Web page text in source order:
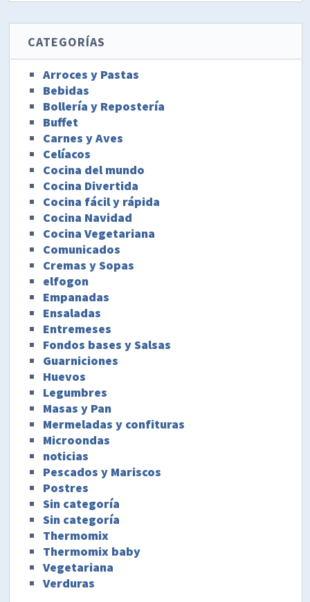
CATEGORÍAS
Arroces y Pastas
Bebidas
Bollería y Repostería
Buffet
Carnes y Aves
Celíacos
Cocina del mundo
Cocina Divertida
Cocina fácil y rápida
Cocina Navidad
Cocina Vegetariana
Comunicados
Cremas y Sopas
elfogon
Empanadas
Ensaladas
Entremeses
Fondos bases y Salsas
Guarniciones
Huevos
Legumbres
Masas y Pan
Mermeladas y confituras
Microondas
noticias
Pescados y Mariscos
Postres
Sin categoría
Sin categoría
Thermomix
Thermomix baby
Vegetariana
Verduras